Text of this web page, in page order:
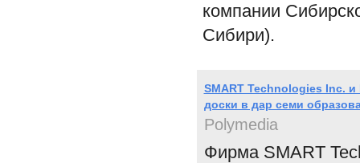
компании
Сибири).
SMART Technologies Inc.
доски в дар семи
Polymedia
Фирма SMART